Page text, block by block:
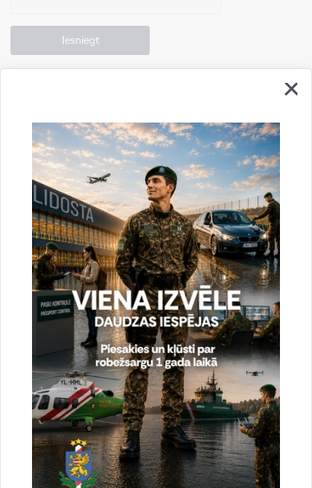
Vai šī informācija bija noderīga?
Sniegt atsauksmi
Esi pirmais, kas uzzina!